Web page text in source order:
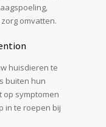
omvatten.
huisdieren te
buiten hun
op symptomen
in te roepen bij